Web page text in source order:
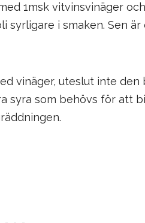
1msk vitvinsvinäger
i smaken. Sen
vinäger, uteslut inte den
syra som behövs för att